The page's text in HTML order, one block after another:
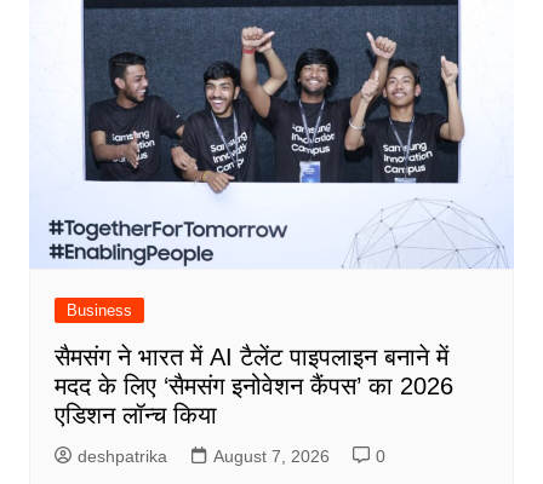
Business
सैमसंग ने भारत में AI टैलेंट पाइपलाइन बनाने में
मदद के लिए ‘सैमसंग इनोवेशन कैंपस’ का 2026
एडिशन लॉन्च किया
deshpatrika August 7, 2026 0